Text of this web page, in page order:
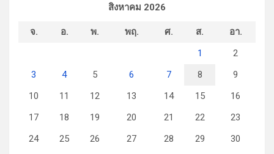
สิงหาคม 2026
จ. อ. พ. พฤ. ศ. ส.
อา.
1
2
3
4 5 6 7 8
9
10
11 12 13 14 15
16
17
18 19 20 21 22
23
24
25 26 27 28 29 30